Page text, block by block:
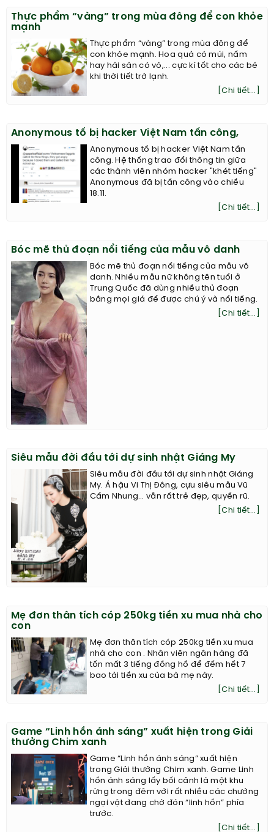
Thực phẩm “vàng” trong mùa đông để con khỏe
mạnh
Thực phẩm “vàng” trong mùa đông để
con khỏe mạnh. Hoa quả có múi, nấm
hay hải sản có vỏ,... cực kì tốt cho các bé
khi thời tiết trở lạnh.
[Chi tiết...]
Anonymous tố bị hacker Việt Nam tấn công,
Anonymous tố bị hacker Việt Nam tấn
công. Hệ thống trao đổi thông tin giữa
các thành viên nhóm hacker "khét tiếng"
Anonymous đã bị tấn công vào chiều
18.11.
[Chi tiết...]
Bóc mẽ thủ đoạn nổi tiếng của mẫu vô danh
Bóc mẽ thủ đoạn nổi tiếng của mẫu vô
danh. Nhiều mẫu nữ không tên tuổi ở
Trung Quốc đã dùng nhiều thủ đoạn
bằng mọi giá để được chú ý và nổi tiếng.
[Chi tiết...]
Siêu mẫu đời đầu tới dự sinh nhật Giáng My
Siêu mẫu đời đầu tới dự sinh nhật Giáng
My. Á hậu Vi Thị Đông, cựu siêu mẫu Vũ
Cẩm Nhung… vẫn rất trẻ đẹp, quyến rũ.
[Chi tiết...]
Mẹ đơn thân tích cóp 250kg tiền xu mua nhà cho
con
Mẹ đơn thân tích cóp 250kg tiền xu mua
nhà cho con . Nhân viên ngân hàng đã
tốn mất 3 tiếng đồng hồ để đếm hết 7
bao tải tiền xu của bà mẹ này.
[Chi tiết...]
Game “Linh hồn ánh sáng” xuất hiện trong Giải
thưởng Chim xanh
Game “Linh hồn ánh sáng” xuất hiện
trong Giải thưởng Chim xanh. Game Linh
hồn ánh sáng lấy bối cảnh là một khu
rừng trong đêm với rất nhiều các chướng
ngại vật đang chờ đón “linh hồn” phía
trước.
[Chi tiết...]